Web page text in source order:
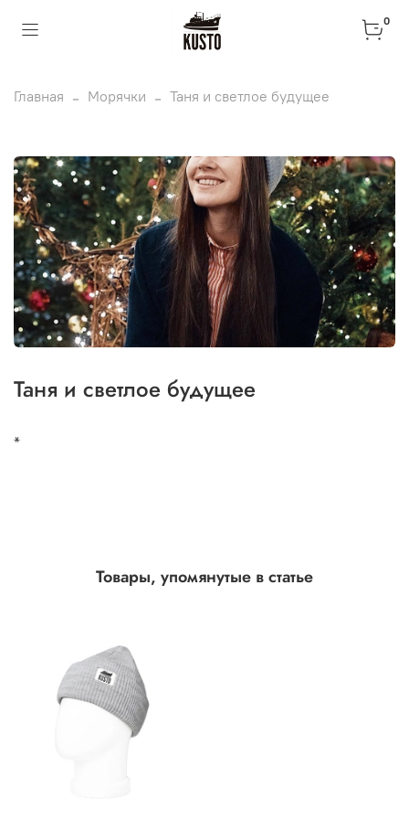
0
Главная Морячки Таня и светлое будущее
Таня и светлое будущее
*
Товары, упомянутые в статье